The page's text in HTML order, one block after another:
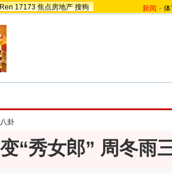
17173 焦点房地产 搜狗 新闻 -
卦
“秀女郎” 周冬雨